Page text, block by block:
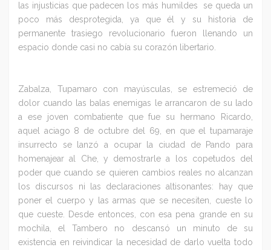
las injusticias que padecen los más humildes se queda un
poco más desprotegida, ya que él y su historia de
permanente trasiego revolucionario fueron llenando un
espacio donde casi no cabía su corazón libertario.
Zabalza, Tupamaro con mayúsculas, se estremeció de
dolor cuando las balas enemigas le arrancaron de su lado
a ese joven combatiente que fue su hermano Ricardo,
aquel aciago 8 de octubre del 69, en que el tupamaraje
insurrecto se lanzó a ocupar la ciudad de Pando para
homenajear al Che, y demostrarle a los copetudos del
poder que cuando se quieren cambios reales no alcanzan
los discursos ni las declaraciones altisonantes: hay que
poner el cuerpo y las armas que se necesiten, cueste lo
que cueste. Desde entonces, con esa pena grande en su
mochila, el Tambero no descansó un minuto de su
existencia en reivindicar la necesidad de darlo vuelta todo